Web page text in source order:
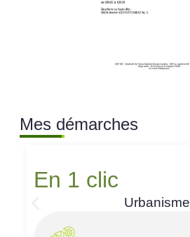
Mes démarches
En 1 clic
Urbanisme